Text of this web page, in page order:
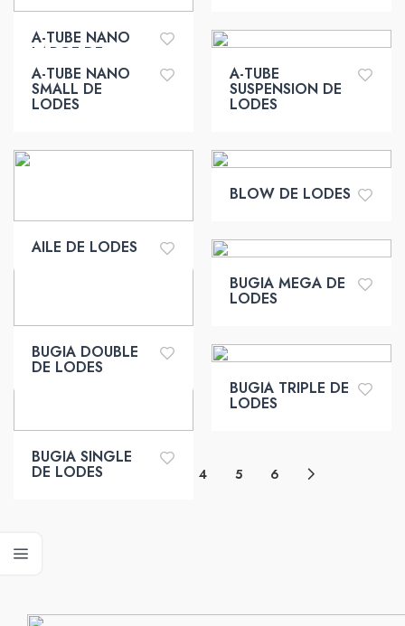
A-TUBE NANO
LARGE DE
LODES
A-TUBE NANO
SMALL DE
LODES
A-TUBE
SUSPENSION DE
LODES
AILE DE LODES
BLOW DE LODES
BUGIA DOUBLE
DE LODES
BUGIA MEGA DE
LODES
BUGIA SINGLE
DE LODES
BUGIA TRIPLE DE
LODES
1 4 5 6